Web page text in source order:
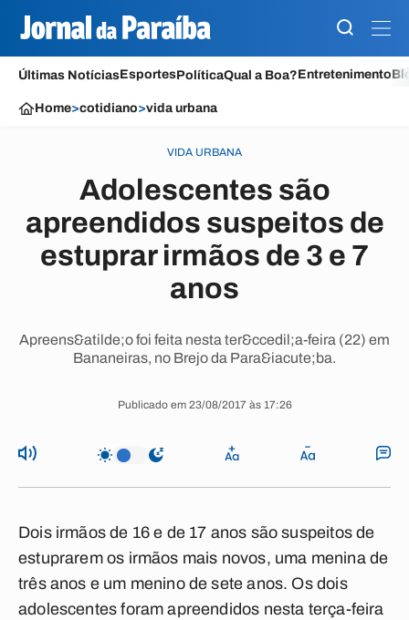
Últimas NotíciasEsportesPolíticaQual a Boa?Entretenimento
Home>cotidiano>vida urbana
VIDA URBANA
Adolescentes são
apreendidos suspeitos de
estuprar irmãos de 3 e 7
anos
Apreens&atilde;o foi feita nesta ter&ccedil;a-feira (22) em
Bananeiras, no Brejo da Para&iacute;ba.
Publicado em 23/08/2017 às 17:26
Dois irmãos de 16 e de 17 anos são suspeitos de
estuprarem os irmãos mais novos, uma menina de
três anos e um menino de sete anos. Os dois
adolescentes foram apreendidos nesta terça-feira